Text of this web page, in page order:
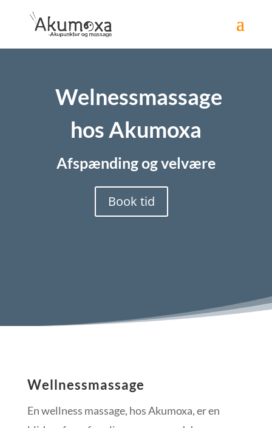
Welnessmassage
hos Akumoxa
Afspænding og velvære
Book tid
Wellnessmassage
En wellness massage, hos Akumoxa, er en